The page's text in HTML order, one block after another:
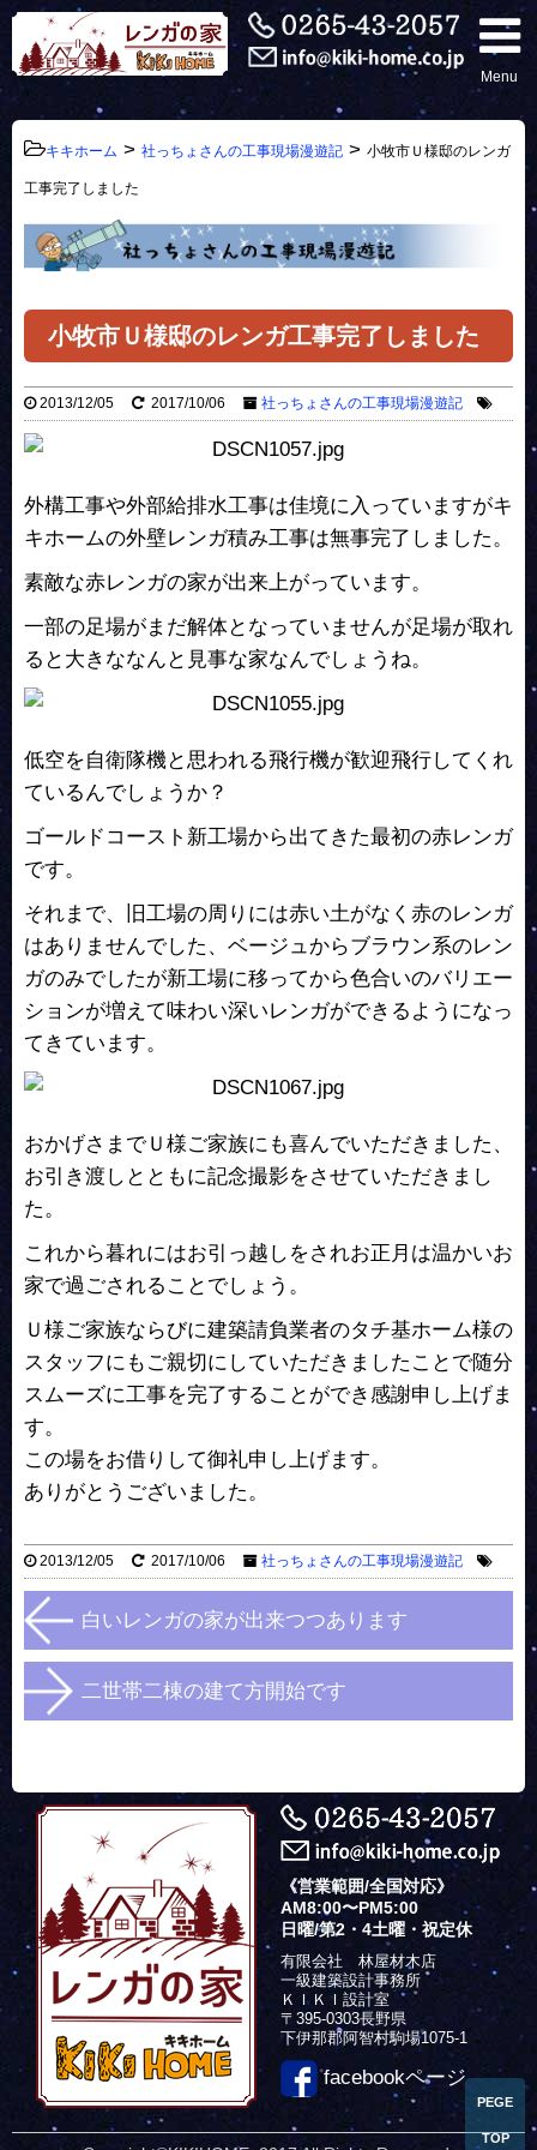
Menu
キキホーム > 社っちょさんの工事現場漫遊記 > 小牧市Ｕ様邸のレンガ
工事完了しました
小牧市Ｕ様邸のレンガ工事完了しました
2013/12/05 2017/10/06 社っちょさんの工事現場漫遊記
外構工事や外部給排水工事は佳境に入っていますがキ
キホームの外壁レンガ積み工事は無事完了しました。
素敵な赤レンガの家が出来上がっています。
一部の足場がまだ解体となっていませんが足場が取れ
ると大きななんと見事な家なんでしょうね。
低空を自衛隊機と思われる飛行機が歓迎飛行してくれ
ているんでしょうか？
ゴールドコースト新工場から出てきた最初の赤レンガ
です。
それまで、旧工場の周りには赤い土がなく赤のレンガ
はありませんでした、ベージュからブラウン系のレン
ガのみでしたが新工場に移ってから色合いのバリエー
ションが増えて味わい深いレンガができるようになっ
てきています。
おかげさまでＵ様ご家族にも喜んでいただきました、
お引き渡しとともに記念撮影をさせていただきまし
た。
これから暮れにはお引っ越しをされお正月は温かいお
家で過ごされることでしょう。
Ｕ様ご家族ならびに建築請負業者のタチ基ホーム様の
スタッフにもご親切にしていただきましたことで随分
スムーズに工事を完了することができ感謝申し上げま
す。
この場をお借りして御礼申し上げます。
ありがとうございました。
2013/12/05 2017/10/06 社っちょさんの工事現場漫遊記
白いレンガの家が出来つつあります
二世帯二棟の建て方開始です
《営業範囲/全国対応》
AM8:00〜PM5:00
日曜/第2・4土曜・祝定休
有限会社 林屋材木店
一級建築設計事務所
ＫＩＫＩ設計室
〒395-0303長野県
下伊那郡阿智村駒場1075-1
facebookページ
PEGE
TOP